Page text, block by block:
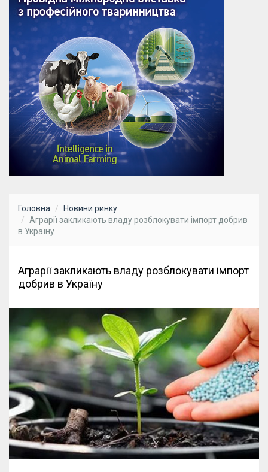
Головна
Новини ринку
Аграрії закликають владу розблокувати імпорт добрив
в Україну
Аграрії закликають владу розблокувати імпорт
добрив в Україну